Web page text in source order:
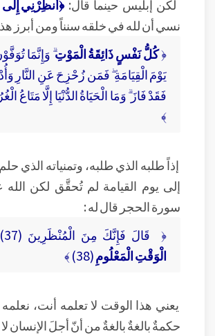
لكن إبليس حينما قال:﴿أَنظِرْنِي
نسي أن لله في خلقه سنناً ومن أبرز
﴿كُلُّ نَفْسٍ ذَائِقَةُ الْمَوْتِ وَإِنَّمَا
يَوْمَ الْقِيَامَةِ ۖ فَمَن زُحْزِحَ عَنِ النَّارِ
﴾
إذاً طلبه الذي طلبه، وتمنياته الذي
إلى يوم القيامة لم تُحقَّق لكن
سورة الحجر قال له :
﴿ قَالَ فَإِنَّكَ مِنَ الْمُنْظَرِينَ (37)
الْوَقْتِ الْمَعْلُومِ(38) ﴾
يعني هذا الوقت لا تعلمه أنت،
حكمةٌ بالغةٌ بالغةٌ من أنّ أجلَ الإنسان